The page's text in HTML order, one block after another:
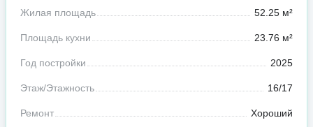
Жилая площадь 52.25 м²
Площадь кухни 23.76 м²
Год постройки 2025
Этаж/Этажность 16/17
Ремонт Хороший